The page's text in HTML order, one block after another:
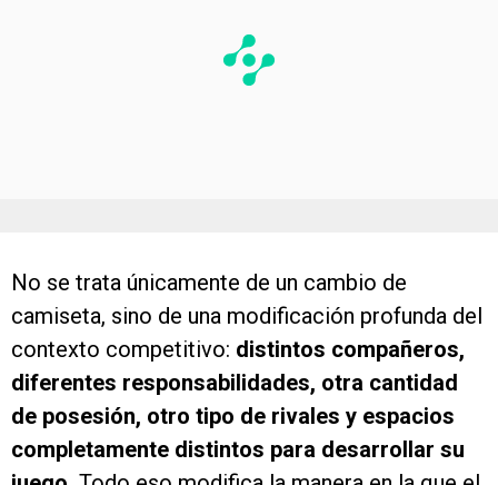
No se trata únicamente de un cambio de
camiseta, sino de una modificación profunda del
contexto competitivo: distintos compañeros,
diferentes responsabilidades, otra cantidad
de posesión, otro tipo de rivales y espacios
completamente distintos para desarrollar su